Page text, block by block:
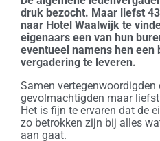
druk bezocht. Maar liefst
naar Hotel Waalwijk te
eigenaars een van hun
eventueel namens hen een
vergadering te leveren.
Samen vertegenwoordigden
gevolmachtigden maar
Het is fijn te ervaren dat de
zo betrokken zijn bij alles
aan gaat.